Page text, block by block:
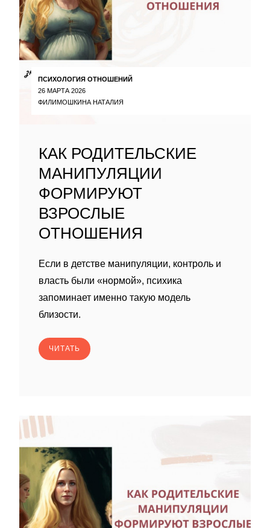
ПСИХОЛОГИЯ ОТНОШЕНИЙ
26 МАРТА 2026
ФИЛИМОШКИНА НАТАЛИЯ
КАК РОДИТЕЛЬСКИЕ
МАНИПУЛЯЦИИ
ФОРМИРУЮТ
ВЗРОСЛЫЕ
ОТНОШЕНИЯ
Если в детстве манипуляции, контроль и
власть были «нормой», психика
запоминает именно такую модель
близости.
ЧИТАТЬ